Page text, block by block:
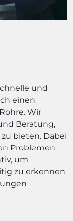
und
einen
Wir
Beratung,
bieten. Dabei
Problemen
um
zu erkennen